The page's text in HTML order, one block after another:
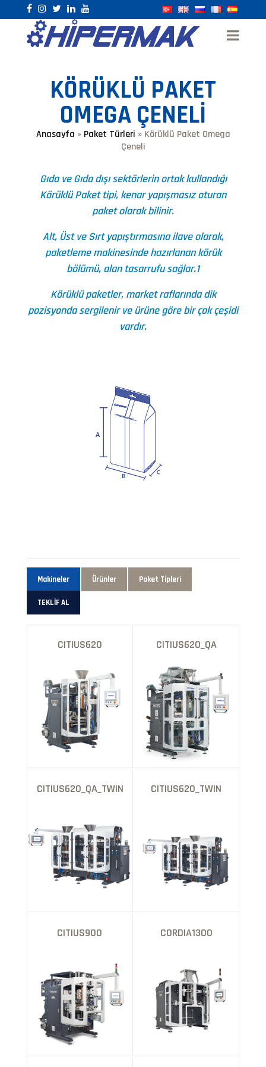
KÖRÜKLÜ PAKET
OMEGA ÇENELI
Anasayfa » Paket Türleri » Körüklü Paket Omega
Çeneli
Gıda ve Gıda dışı sektörlerin ortak kullandığı
Körüklü Paket tipi, kenar yapışmasız oturan
paket olarak bilinir.
Alt, Üst ve Sırt yapıştırmasına ilave olarak,
paketleme makinesinde hazırlanan körük
bölümü, alan tasarrufu sağlar.1
Körüklü paketler, market raflarında dik
pozisyonda sergilenir ve ürüne göre bir çok çeşidi
vardır.
Makineler Ürünler Paket Tipleri
TEKLİF AL
CITIUS620 CITIUS620_QA
CITIUS620_QA_TWIN CITIUS620_TWIN
CITIUS900 CORDIA1300